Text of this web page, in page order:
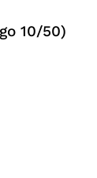
10/50)